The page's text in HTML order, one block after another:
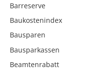
Barreserve
Baukostenindex
Bausparen
Bausparkassen
Beamtenrabatt